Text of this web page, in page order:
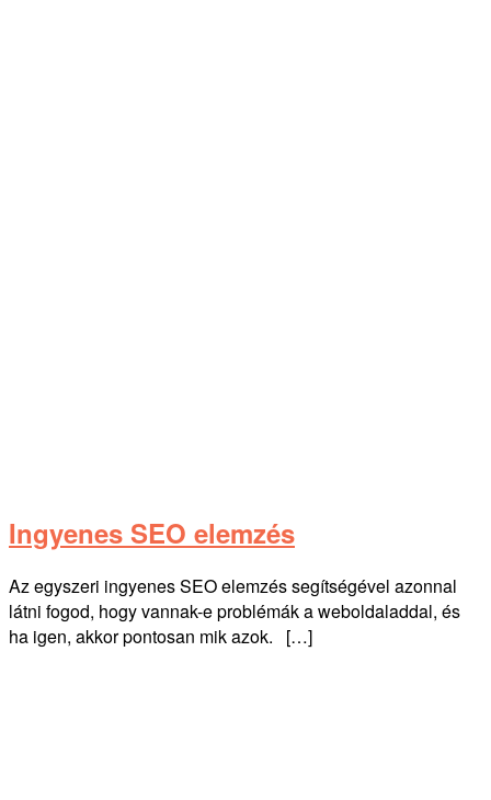
Ingyenes SEO elemzés
Az egyszeri ingyenes SEO elemzés segítségével azonnal
látni fogod, hogy vannak-e problémák a weboldaladdal, és
ha igen, akkor pontosan mik azok. […]